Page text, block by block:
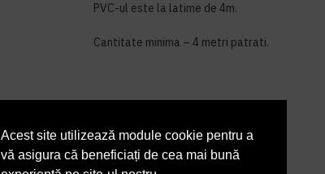
Acest site utilizează module cookie pentru a
vă asigura că beneficiați de cea mai bună
PVC-ul este la latime de 4m.
Cantitate minima – 4 metri patrati.
DISPONIBILITATE: În Stoc
COD PRODUS: PCF17269